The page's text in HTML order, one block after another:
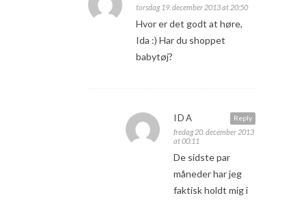
torsdag 19. december 2013 at 20:50
Hvor er det godt at høre,
Ida :) Har du shoppet
babytøj?
Reply
IDA
fredag 20. december 2013
at 00:11
De sidste par
måneder har jeg
faktisk holdt mig i